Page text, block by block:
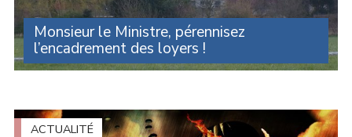
Monsieur le Ministre, pérennisez
l’encadrement des loyers !
L’encadrement des loyers doit être pérennisé, amélioré,
absolue ! Lors des questions au (...)
ACTUALITÉ